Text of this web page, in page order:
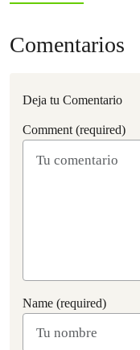
Comentarios
Deja tu Comentario
Comment (required)
Name (required)